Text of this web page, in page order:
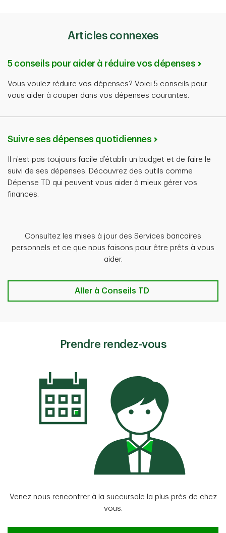
Articles connexes
5 conseils pour aider à réduire vos dépenses
Vous voulez réduire vos dépenses? Voici 5 conseils pour
vous aider à couper dans vos dépenses courantes.
Suivre ses dépenses quotidiennes
Il n’est pas toujours facile d’établir un budget et de faire le
suivi de ses dépenses. Découvrez des outils comme
Dépense TD qui peuvent vous aider à mieux gérer vos
finances.
Consultez les mises à jour des Services bancaires
personnels et ce que nous faisons pour être prêts à vous
aider.
Aller à Conseils TD
Prendre rendez-vous
Venez nous rencontrer à la succursale la plus près de chez
vous.